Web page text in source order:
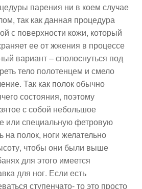
парения ни в коем случае
так как данная процедура
с поверхности кожи, который
ее от жжения в процессе
вариант – сполоснуться под
тело полотенцем и смело
Так как полок обычно
состояния, поэтому
с собой небольшое
или специальную фетровую
на полок, ноги желательно
чтобы они были выше
для этого имеется
для ног. Если есть
ступенчато- то это просто